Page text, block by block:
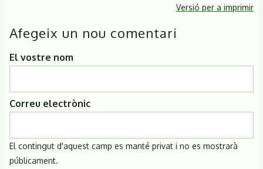
Versió per a imprimir
Afegeix un nou comentari
El vostre nom
Correu electrònic
El contingut d'aquest camp es manté privat i no es mostrarà
públicament.